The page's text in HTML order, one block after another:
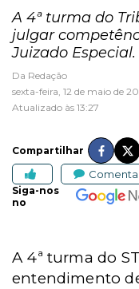
A 4ª turma do
julgar
Juizado Especial.
Da Redação
sexta-feira, 12 de maio de
Atualizado às 13:27
Compartilhar
Siga-nos
no
A 4ª turma do
entendimento